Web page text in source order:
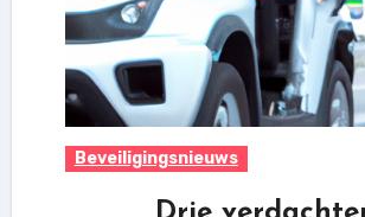
Beveiligingsnieuws